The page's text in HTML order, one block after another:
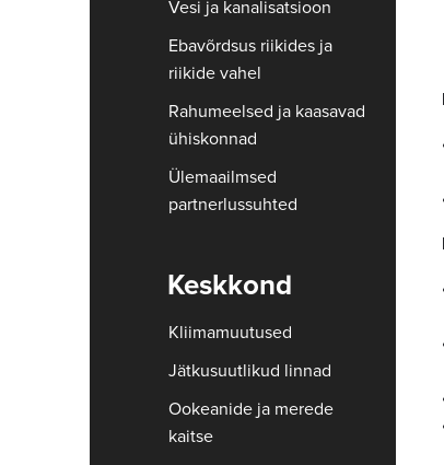
Vesi ja kanalisatsioon
Ebavõrdsus riikides ja
riikide vahel
Rahumeelsed ja kaasavad
ühiskonnad
Ülemaailmsed
partnerlussuhted
Keskkond
Kliimamuutused
Jätkusuutlikud linnad
Ookeanide ja merede
kaitse